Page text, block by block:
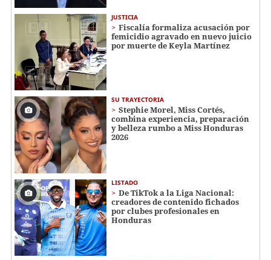
JUSTICIA
Fiscalía formaliza acusación por
femicidio agravado en nuevo juicio
por muerte de Keyla Martínez
SU TRAYECTORIA
Stephie Morel, Miss Cortés,
combina experiencia, preparación
y belleza rumbo a Miss Honduras
2026
LISTADO
De TikTok a la Liga Nacional:
creadores de contenido fichados
por clubes profesionales en
Honduras